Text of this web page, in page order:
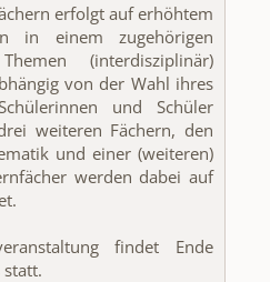
erfolgt auf erhöhtem
in einem zugehörigen
(interdisziplinär)
von der Wahl ihres
und Schüler
weiteren Fächern, den
und einer (weiteren)
werden dabei auf
findet Ende
statt.